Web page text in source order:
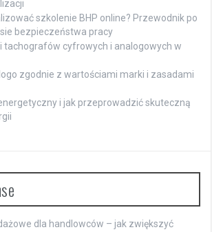
szkolenie BHP online? Przewodnik po
bezpieczeństwa pracy
tachografów cyfrowych i analogowych w
zgodnie z wartościami marki i zasadami
i jak przeprowadzić skuteczną
dla handlowców – jak zwiększyć